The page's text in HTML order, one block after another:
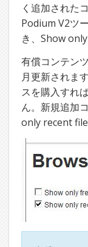
く追加された
Podium V2ツ
き、Show
有償コンテン
月更新されま
スを購入すれ
ん。新規追加
only recent